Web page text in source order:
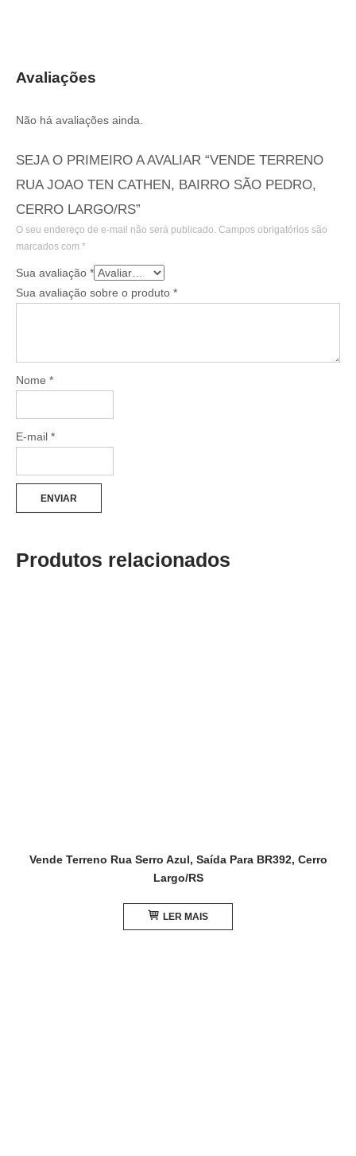
Avaliações
Não há avaliações ainda.
SEJA O PRIMEIRO A AVALIAR “VENDE TERRENO
RUA JOAO TEN CATHEN, BAIRRO SÃO PEDRO,
CERRO LARGO/RS”
O seu endereço de e-mail não será publicado. Campos obrigatórios são
marcados com *
Sua avaliação *
Sua avaliação sobre o produto *
Nome *
E-mail *
Produtos relacionados
Vende Terreno Rua Serro Azul, Saída Para BR392, Cerro
Largo/RS
LER MAIS